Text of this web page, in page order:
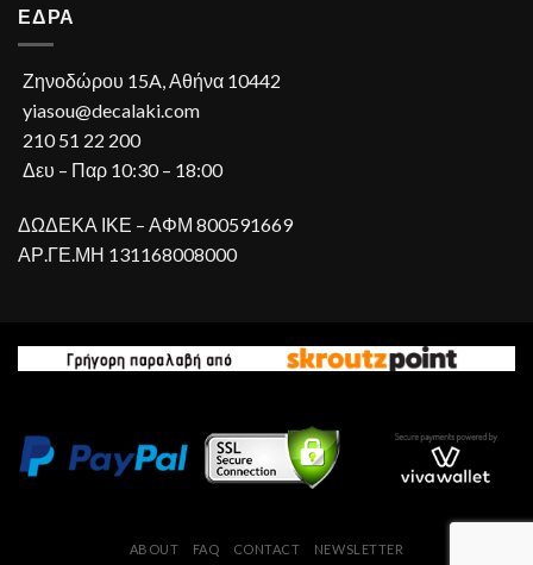
ΕΔΡΑ
Ζηνοδώρου 15A, Αθήνα 10442
yiasou@decalaki.com
210 51 22 200
Δευ – Παρ 10:30 – 18:00
ΔΩΔΕΚΑ ΙΚΕ – ΑΦΜ 800591669
ΑΡ.ΓΕ.ΜΗ 131168008000
ABOUT FAQ CONTACT NEWSLETTER